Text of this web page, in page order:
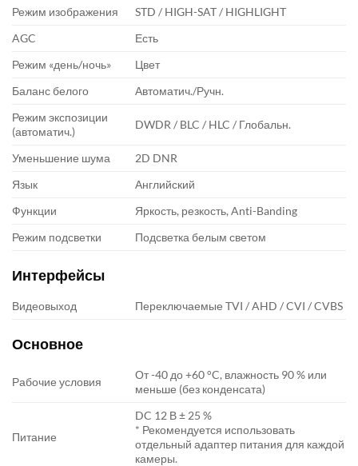
Режим изображения
STD / HIGH-SAT / HIGHLIGHT
AGC
Есть
Режим «день/ночь»
Цвет
Баланс белого
Автоматич./Ручн.
Режим экспозиции
(автоматич.)
DWDR / BLC / HLC / Глобальн.
Уменьшение шума
2D DNR
Язык
Английский
Функции
Яркость, резкость, Anti-Banding
Режим подсветки
Подсветка белым светом
Интерфейсы
Видеовыход Переключаемые TVI / AHD / CVI / CVBS
Основное
Рабочие условия
От -40 до +60 °C, влажность 90 % или
меньше (без конденсата)
Питание
DC 12 В ± 25 %
* Рекомендуется использовать
отдельный адаптер питания для каждой
камеры.